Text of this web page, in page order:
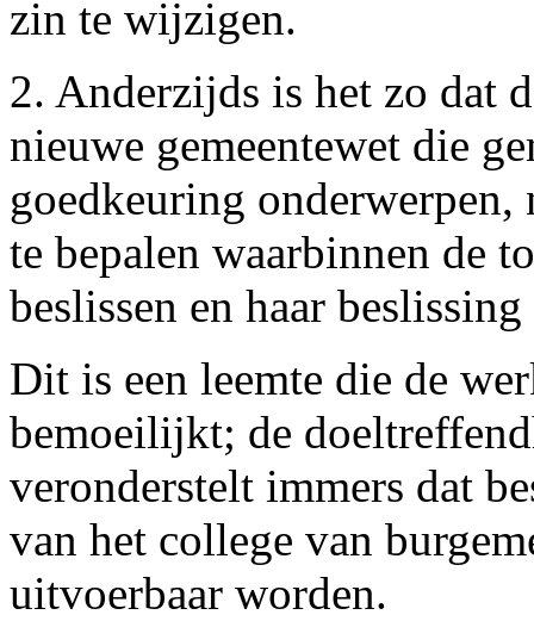
zin te wijzigen.
2. Anderzijds is het zo dat
nieuwe gemeentewet die
goedkeuring
te bepalen waarbinnen de
beslissen en haar
Dit is een leemte die de
bemoeilijkt; de
veronderstelt immers dat
van het college van
uitvoerbaar worden.